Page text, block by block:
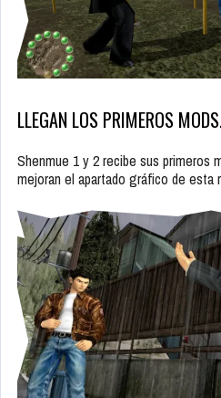
LLEGAN LOS PRIMEROS
Shenmue 1 y 2 recibe sus primeros
mejoran el apartado gráfico de esta